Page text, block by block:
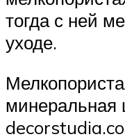
тогда с ней
уходе.
минеральная